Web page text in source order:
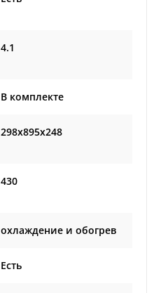
4.1
В комплекте
298x895x248
430
охлаждение и обогрев
Есть